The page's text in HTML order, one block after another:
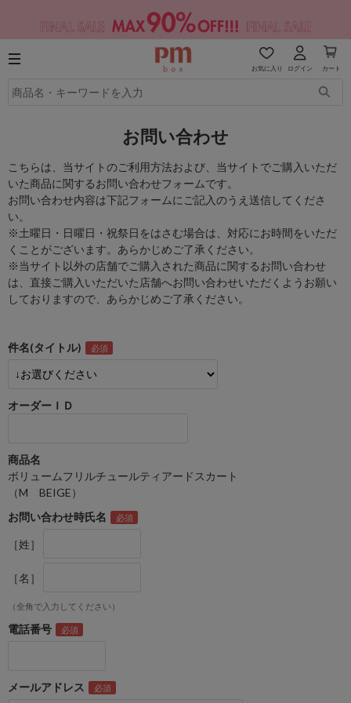
お気に入り ログイン カート
お問い合わせ
こちらは、当サイトのご利用方法および、当サイトでご購入いただ
いた商品に関するお問い合わせフォームです。
お問い合わせ内容は下記フォームにご記入のうえ送信してくださ
い。
※土曜日・日曜日・祝祭日をはさむ場合は、対応にお時間をいただ
くことがございます。あらかじめご了承ください。
※当サイト以外の店舗でご購入された商品に関するお問い合わせ
は、直接ご購入いただいた店舗へお問い合わせいただくようお願い
しておりますので、あらかじめご了承ください。
件名(タイトル)
オーダーＩＤ
商品名
ボリュームフリルチュールティアードスカート
（M BEIGE）
お問い合わせ時氏名
［姓］
［名］
（全角で入力してください）
電話番号
メールアドレス